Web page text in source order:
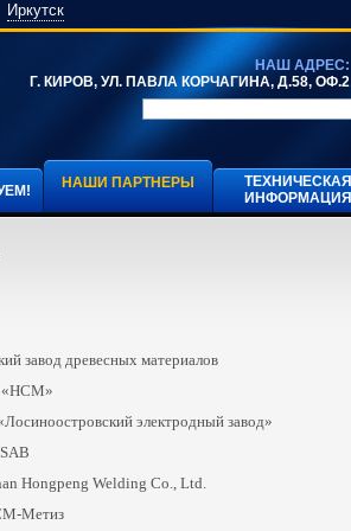
Иркутск
НАШ АДРЕС:
Г. КИРОВ, УЛ. ПАВЛА КОРЧАГИНА, Д.58, ОФ.2
НАШИ ПАРТНЕРЫ
ТЕХНИЧЕСКАЯ
ИНФОРМАЦИЯ
завод древесных материалов
«НСМ»
Лосиноостровский электродный завод»
Hongpeng Welding Co., Ltd.
Метиз